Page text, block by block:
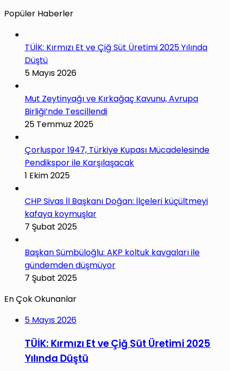
Popüler Haberler
TÜİK: Kırmızı Et ve Çiğ Süt Üretimi 2025 Yılında
Düştü
5 Mayıs 2026
Mut Zeytinyağı ve Kırkağaç Kavunu, Avrupa
Birliği’nde Tescillendi
25 Temmuz 2025
Çorluspor 1947, Türkiye Kupası Mücadelesinde
Pendikspor ile Karşılaşacak
1 Ekim 2025
CHP Sivas İl Başkanı Doğan: İlçeleri küçültmeyi
kafaya koymuşlar
7 Şubat 2025
Başkan Sümbüloğlu: AKP koltuk kavgaları ile
gündemden düşmüyor
7 Şubat 2025
En Çok Okunanlar
5 Mayıs 2026
TÜİK: Kırmızı Et ve Çiğ Süt Üretimi 2025
Yılında Düştü